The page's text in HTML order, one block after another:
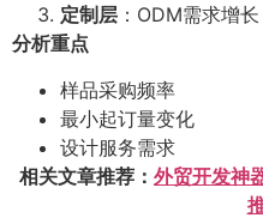
定制层 ：ODM需求增长
分析重点
样品采购频率
最小起订量变化
设计服务需求
相关文章推荐： 外贸开发神